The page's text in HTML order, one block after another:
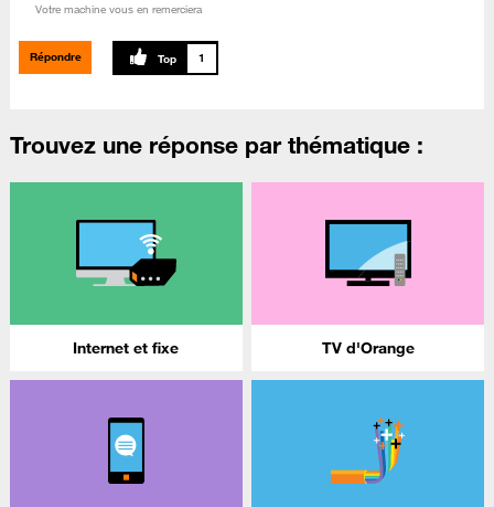
Votre machine vous en remerciera
Répondre 1
Trouvez une réponse par thématique :
Internet et fixe TV d'Orange